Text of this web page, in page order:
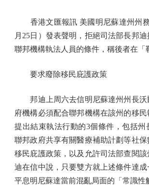
香港文匯報訊 美國明尼蘇達州州務
月25日）發表聲明，拒絕司法部長邦
聯邦機構執法人員的條件，稱後者在「
要求廢除移民庇護政策
邦迪上周六去信明尼蘇達州州長沃
府機構必須配合聯邦機構在該州的移
提出結束執法行動的3個條件，包括州
聯邦政府共享有關醫療補助計劃等社保
移民庇護政策，以及允許司法部查閱
迪在信中說，只要雙方就上述條件達成
平息明尼蘇達當前混亂局面的「常識性